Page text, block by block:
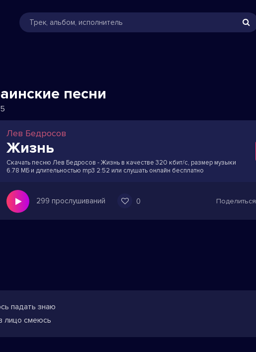
песни
Лев Бедросов
Жизнь
Скачать песню Лев Бедросов - Жизнь в качестве 320 кбит/с, размер музыки
6.78 МБ и длительностью mp3 2:52 или слушать онлайн бесплатно
299 прослушиваний 0 Поделиться
падать знаю
лицо смеюсь